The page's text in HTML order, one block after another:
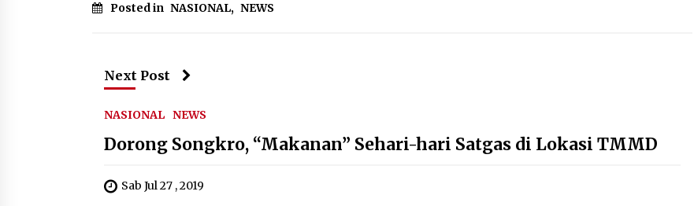
Posted in NASIONAL, NEWS
Next Post
NASIONAL NEWS
Dorong Songkro, “Makanan” Sehari-hari Satgas di Lokasi TMMD
Sab Jul 27 , 2019